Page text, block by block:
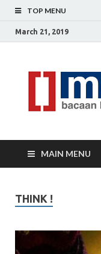
TOP MENU
March 21, 2019
MAIN MENU
THINK !